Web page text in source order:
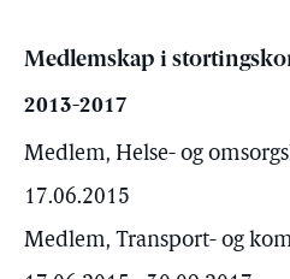
Medlemskap i
2013-2017
Medlem, Helse- og
17.06.2015
Medlem, Transport- og